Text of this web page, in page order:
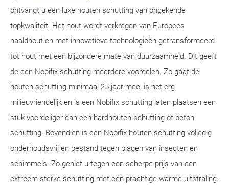
ontvangt u een luxe houten schutting van ongekende
topkwaliteit. Het hout wordt verkregen van Europees
naaldhout en met innovatieve technologieën getransformeerd
tot hout met een bijzondere mate van duurzaamheid. Dit geeft
de een Nobifix schutting meerdere voordelen. Zo gaat de
houten schutting minimaal 25 jaar mee, is het erg
milieuvriendelijk en is een Nobifix schutting laten plaatsen een
stuk voordeliger dan een hardhouten schutting of beton
schutting. Bovendien is een Nobifix houten schutting volledig
onderhoudsvrij en bestand tegen plagen van insecten en
schimmels. Zo geniet u tegen een scherpe prijs van een
extreem sterke schutting met een prachtige warme uitstraling.